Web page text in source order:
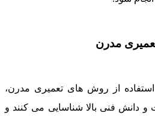
مدرن
از روش های تعمیری مدرن،
دانش فنی بالا شناسایی می کنند و